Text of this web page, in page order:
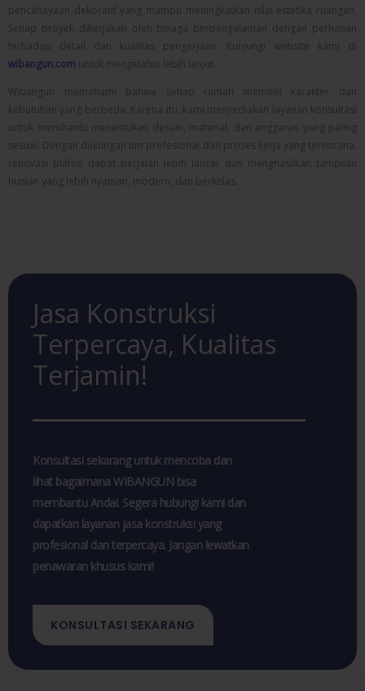
pencahayaan dekoratif yang mampu meningkatkan nilai estetika ruangan.
Setiap proyek dikerjakan oleh tenaga berpengalaman dengan perhatian
terhadap detail dan kualitas pengerjaan. Kunjungi website kami di
wibangun.com untuk mengetahui lebih lanjut.
Wibangun memahami bahwa setiap rumah memiliki karakter dan
kebutuhan yang berbeda. Karena itu, kami menyediakan layanan konsultasi
untuk membantu menentukan desain, material, dan anggaran yang paling
sesuai. Dengan dukungan tim profesional dan proses kerja yang terencana,
renovasi plafon dapat berjalan lebih lancar dan menghasilkan tampilan
hunian yang lebih nyaman, modern, dan berkelas.
Jasa Konstruksi
Terpercaya, Kualitas
Terjamin!
Konsultasi sekarang untuk mencoba dan
lihat bagaimana WIBANGUN bisa
membantu Anda!. Segera hubungi kami dan
dapatkan layanan jasa konstruksi yang
profesional dan terpercaya. Jangan lewatkan
penawaran khusus kami!
KONSULTASI SEKARANG